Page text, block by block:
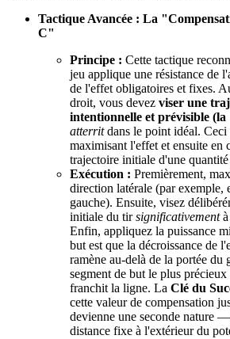
Tactique Avancée : La
C"
Principe : Cette tactique
jeu applique une résistance de
de l'effet obligatoires et fixes.
droit, vous devez viser une
intentionnelle et prévisible
atterritdans le point idéal. Ceci
maximisant l'effet et ensuite en
trajectoire initiale d'une quantité
Exécution : Premièrement,
direction latérale (par exemple,
gauche). Ensuite, visez
initiale du tirsignificativementà
Enfin, appliquez la puissance
but est que la décroissance de
ramène au-delà de la portée du
segment de but le plus
franchit la ligne. La Clé du
cette valeur de compensation
devienne une seconde nature
distance fixe à l'extérieur du